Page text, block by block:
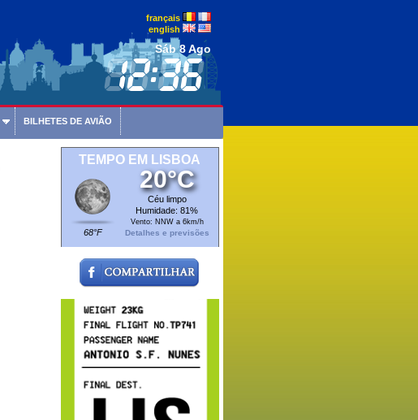
français
english
Sáb 8 Ago
BILHETES DE AVIÃO
TEMPO EM LISBOA
68°F
20°C
Céu limpo
Humidade: 81%
Vento: NNW a 6km/h
Detalhes e previsões